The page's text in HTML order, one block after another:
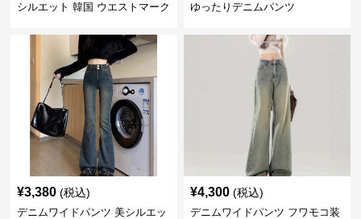
シルエット 韓国 ウエストマーク
ゆったりデニムパンツ
¥3,380 (税込)
デニムワイドパンツ 美シルエッ
¥4,300 (税込)
デニムワイドパンツ フワモコ装